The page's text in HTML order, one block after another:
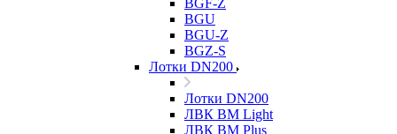
BGF-Z
BGU
BGU-Z
BGZ-S
Лотки DN200
Лотки DN200
ЛВК ВМ Light
ЛВК ВМ Plus